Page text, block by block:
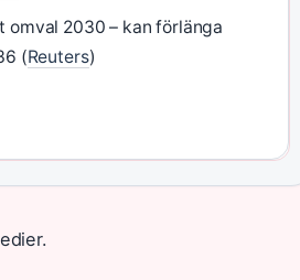
omval 2030 – kan förlänga
(Reuters)